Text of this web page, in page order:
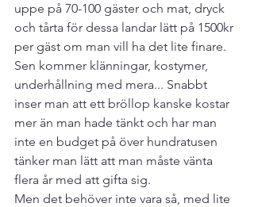
uppe på 70-100 gäster och mat, dryck
och tårta för dessa landar lätt på 1500kr
per gäst om man vill ha det lite finare.
Sen kommer klänningar, kostymer,
underhållning med mera... Snabbt
inser man att ett bröllop kanske kostar
mer än man hade tänkt och har man
inte en budget på över hundratusen
tänker man lätt att man måste vänta
flera år med att gifta sig.
Men det behöver inte vara så, med lite